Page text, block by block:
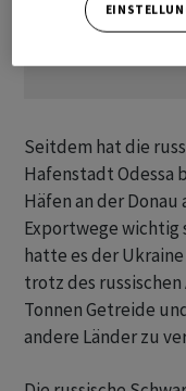
Seitdem hat die
Hafenstadt Odessa
Häfen an der
Exportwege wichtig
hatte es der
trotz des
Tonnen Getreide
andere Länder zu